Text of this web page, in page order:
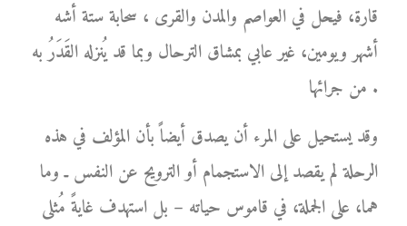
قارة، فيحل في العواصم والمدن والقرى ، سحابة ستة أشه
أشهر ويومين، غير عابي بمشاق الترحال وبما قد يُنزله القَدَرُ به
من جرائها .
وقد يستحيل على المرء أن يصدق أيضاً بأن المؤلف في هذه
الرحلة لم يقصد إلى الاستجمام أو الترويح عن النفس ـ وما
هما، على الجملة، في قاموس حياته – بل استهدف غايةً مُثلى